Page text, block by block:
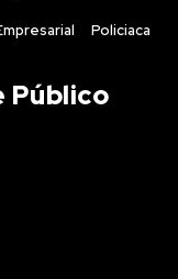
Policiaca
Público